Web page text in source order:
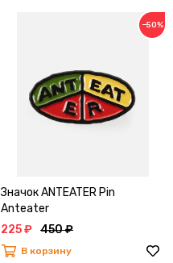
−50%
Значок ANTEATER Pin
Anteater
225 ₽ 450 ₽
В корзину